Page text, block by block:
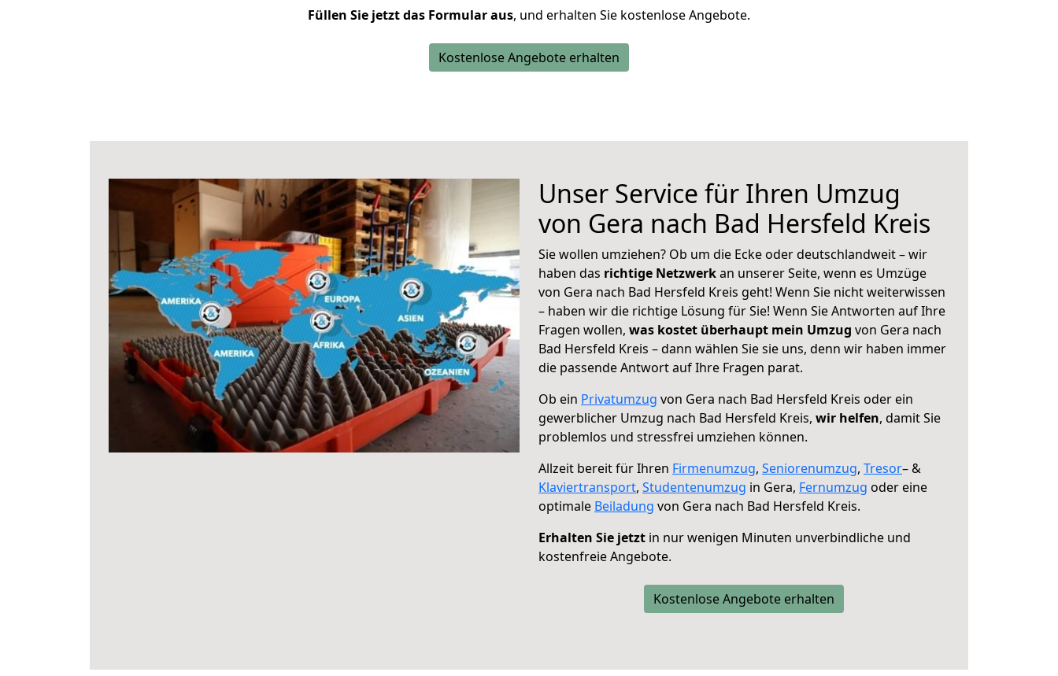
Füllen Sie jetzt das Formular aus, und erhalten Sie kostenlose Angebote.
Kostenlose Angebote erhalten
Unser Service für Ihren Umzug
von Gera nach Bad Hersfeld Kreis
Sie wollen umziehen? Ob um die Ecke oder deutschlandweit – wir
haben das richtige Netzwerkan unserer Seite, wenn es Umzüge
von Gera nach Bad Hersfeld Kreis geht! Wenn Sie nicht weiterwissen
– haben wir die richtige Lösung für Sie! Wenn Sie Antworten auf Ihre
Fragen wollen, was kostet überhaupt mein Umzug von Gera nach
Bad Hersfeld Kreis – dann wählen Sie sie uns, denn wir haben immer
die passende Antwort auf Ihre Fragen parat.
Ob ein Privatumzug von Gera nach Bad Hersfeld Kreis oder ein
gewerblicher Umzug nach Bad Hersfeld Kreis, wir helfen, damit Sie
problemlos und stressfrei umziehen können.
Allzeit bereit für Ihren Firmenumzug, Seniorenumzug, Tresor– &
Klaviertransport, Studentenumzug in Gera, Fernumzug oder eine
optimale Beiladung von Gera nach Bad Hersfeld Kreis.
Erhalten Sie jetzt in nur wenigen Minuten unverbindliche und
kostenfreie Angebote.
Kostenlose Angebote erhalten